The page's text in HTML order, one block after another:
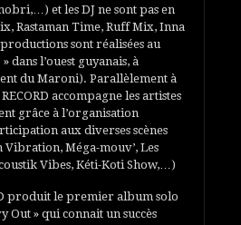
et les DJ ne sont pas en
Rastaman Time, Ruff Mix, Inna
sont réalisées au
dans l’ouest guyanais, à
du Maroni). Parallèlement à
accompagne les artistes
grâce à l’organisation
aux diverses scènes
Vibration, Méga-mouv’, Les
Vibes, Kéti-Koti Show,…)
produit le premier album solo
Out » qui connait un succès